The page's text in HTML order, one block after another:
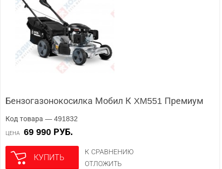
Бензогазонокосилка Мобил К XM551 Премиум
Код товара — 491832
ЦЕНА 69 990 РУБ.
КУПИТЬ
К СРАВНЕНИЮ
ОТЛОЖИТЬ